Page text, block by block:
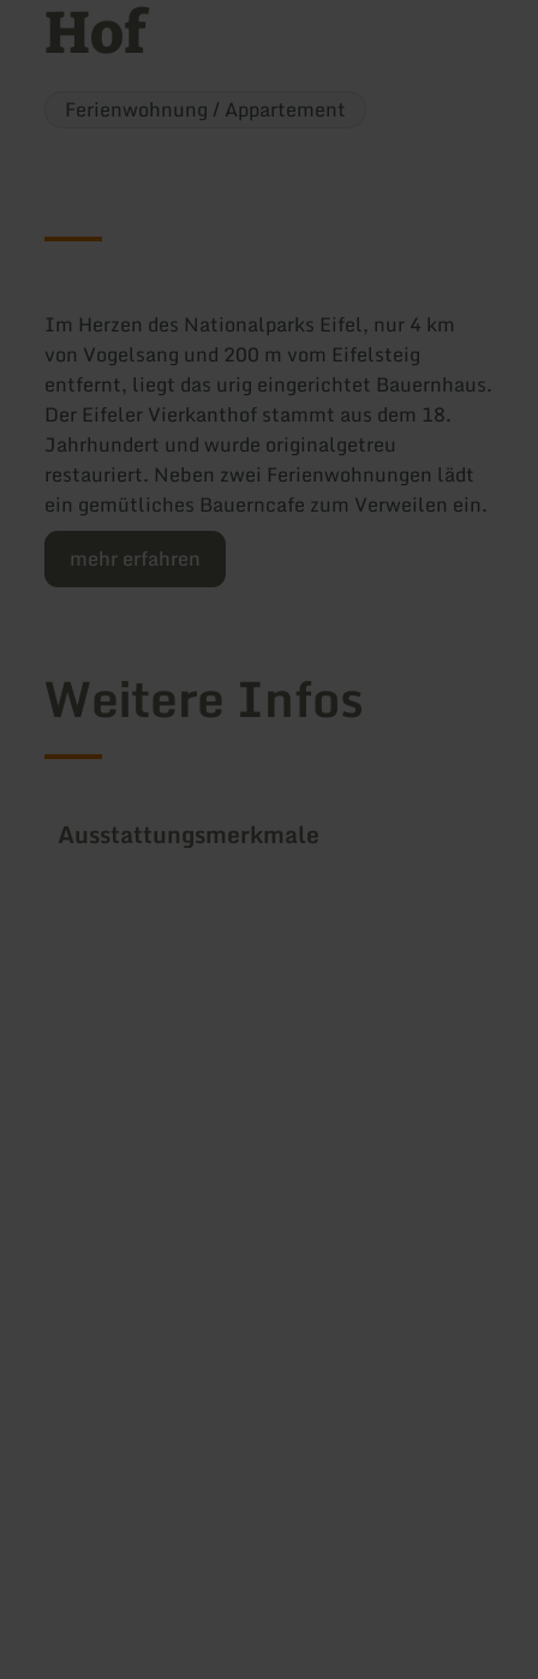
Hof
Ferienwohnung / Appartement
Im Herzen des Nationalparks Eifel, nur 4 km
von Vogelsang und 200 m vom Eifelsteig
entfernt, liegt das urig eingerichtet Bauernhaus.
Der Eifeler Vierkanthof stammt aus dem 18.
Jahrhundert und wurde originalgetreu
restauriert. Neben zwei Ferienwohnungen lädt
ein gemütliches Bauerncafe zum Verweilen ein.
mehr erfahren
Weitere Infos
Ausstattungsmerkmale